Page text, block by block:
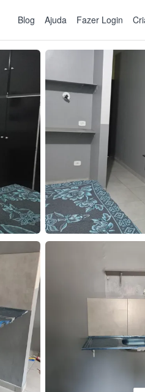
Blog Ajuda Fazer Login